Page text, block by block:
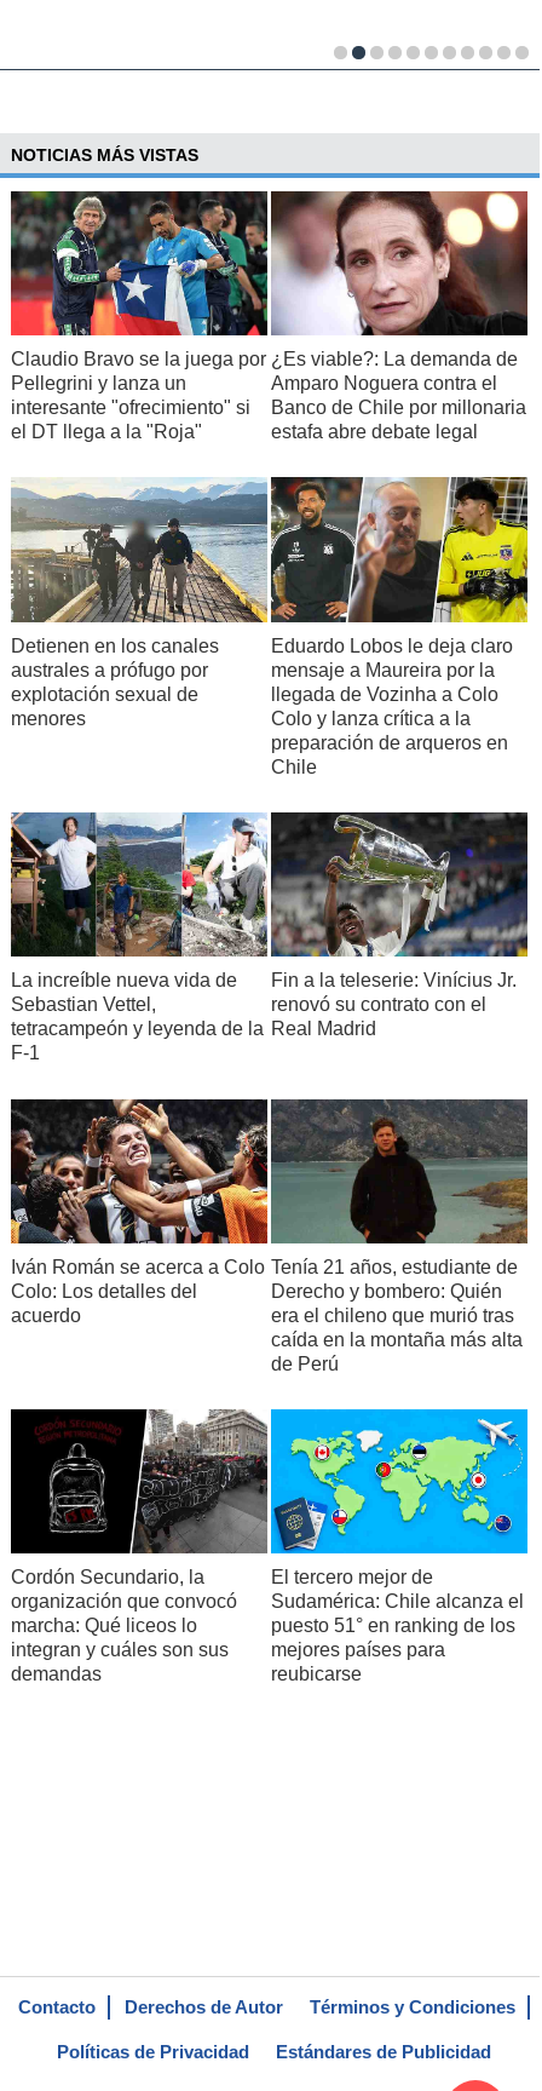
NOTICIAS MÁS VISTAS
Claudio Bravo se la juega por
Pellegrini y lanza un
interesante "ofrecimiento" si
el DT llega a la "Roja"
¿Es viable?: La demanda de
Amparo Noguera contra el
Banco de Chile por millonaria
estafa abre debate legal
Detienen en los canales
australes a prófugo por
explotación sexual de
menores
Eduardo Lobos le deja claro
mensaje a Maureira por la
llegada de Vozinha a Colo
Colo y lanza crítica a la
preparación de arqueros en
Chile
La increíble nueva vida de
Sebastian Vettel,
tetracampeón y leyenda de la
F-1
Fin a la teleserie: Vinícius Jr.
renovó su contrato con el
Real Madrid
Iván Román se acerca a Colo
Colo: Los detalles del
acuerdo
Tenía 21 años, estudiante de
Derecho y bombero: Quién
era el chileno que murió tras
caída en la montaña más alta
de Perú
Cordón Secundario, la
organización que convocó
marcha: Qué liceos lo
integran y cuáles son sus
demandas
El tercero mejor de
Sudamérica: Chile alcanza el
puesto 51° en ranking de los
mejores países para
reubicarse
Contacto Derechos de Autor Términos y Condiciones
Políticas de Privacidad Estándares de Publicidad